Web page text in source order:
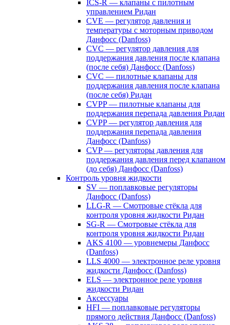
ICS-R — клапаны с пилотным
управлением Ридан
CVE — регулятор давления и
температуры с моторным приводом
Данфосс (Danfoss)
CVС — регулятор давления для
поддержания давления после клапана
(после себя) Данфосс (Danfoss)
CVС — пилотные клапаны для
поддержания давления после клапана
(после себя) Ридан
CVPP — пилотные клапаны для
поддержания перепада давления Ридан
CVPP — регулятор давления для
поддержания перепада давления
Данфосс (Danfoss)
CVP — регуляторы давления для
поддержания давления перед клапаном
(до себя) Данфосс (Danfoss)
Контроль уровня жидкости
SV — поплавковые регуляторы
Данфосс (Danfoss)
LLG-R — Смотровые стёкла для
контроля уровня жидкости Ридан
SG-R — Смотровые стёкла для
контроля уровня жидкости Ридан
AKS 4100 — уровнемеры Данфосс
(Danfoss)
LLS 4000 — электронное реле уровня
жидкости Данфосс (Danfoss)
ELS — электронное реле уровня
жидкости Ридан
Аксессуары
HFI — поплавковые регуляторы
прямого действия Данфосс (Danfoss)